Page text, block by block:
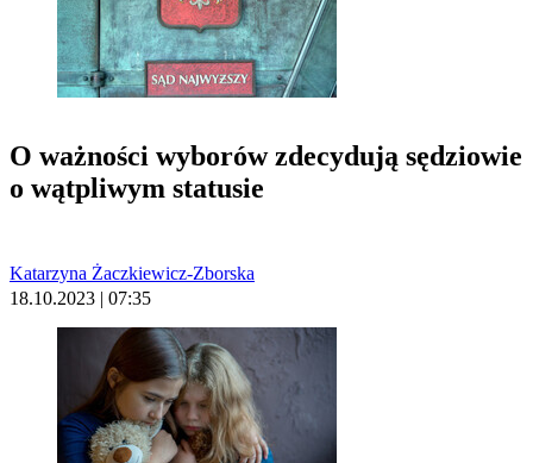
O ważności wyborów zdecydują sędziowie
o wątpliwym statusie
Katarzyna Żaczkiewicz-Zborska
18.10.2023 | 07:35